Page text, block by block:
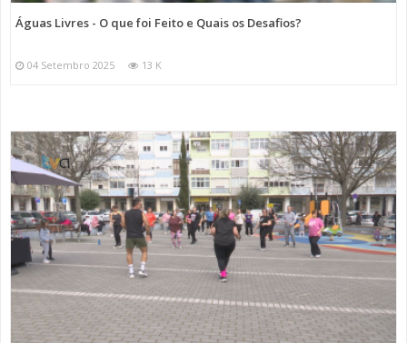
Águas Livres - O que foi Feito e Quais os Desafios?
04 Setembro 2025 13 K